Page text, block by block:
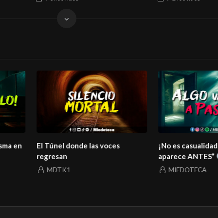
El Túnel donde las voces
regresan
MDTK1
¡No es casualidad!
aparece ANTES”
MIEDOTECA